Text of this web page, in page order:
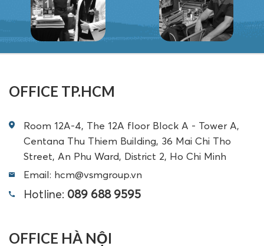
OFFICE TP.HCM
Room 12A-4, The 12A floor Block A - Tower A,
Centana Thu Thiem Building, 36 Mai Chi Tho
Street, An Phu Ward, District 2, Ho Chi Minh
Email: hcm@vsmgroup.vn
Hotline: 089 688 9595
OFFICE HÀ NỘI